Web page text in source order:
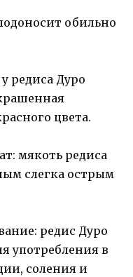
обильно
редиса Дуро
цвета.
мякоть редиса
слегка острым
редис Дуро
употребления в
соления и